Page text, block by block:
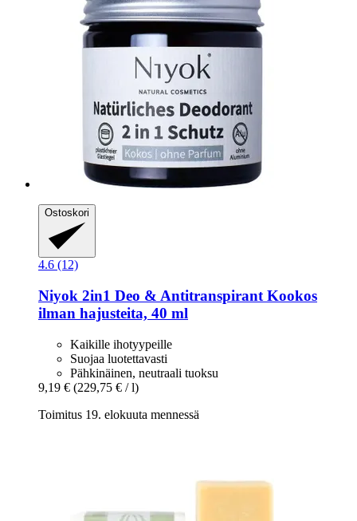
Ostoskori
4.6 (12)
Niyok 2in1 Deo & Antitranspirant Kookos
ilman hajusteita, 40 ml
Kaikille ihotyypeille
Suojaa luotettavasti
Pähkinäinen, neutraali tuoksu
9,19 € (229,75 € / l)
Toimitus 19. elokuuta mennessä